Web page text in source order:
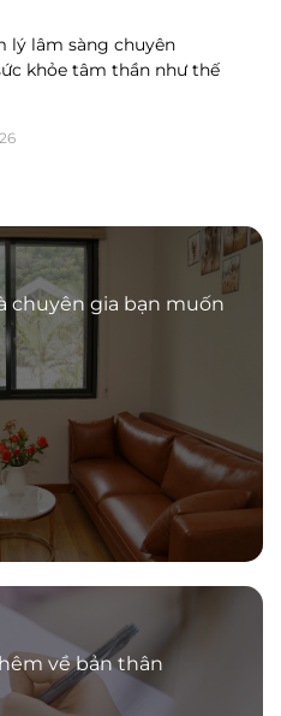
lý lâm sàng chuyên
khỏe tâm thần như thế
chuyên gia bạn muốn
về bản thân